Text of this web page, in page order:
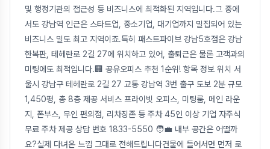
및 행정기관의 접근성 등 비즈니스에 최적화된 지역입니다.그 중에
서도 강남역 인근은 스타트업, 중소기업, 대기업까지 밀집되어 있는
비즈니스 밀도 최고 지역이죠.특히 패스트파이브 강남5호점은 강남
한복판, 테헤란로 2길 27에 위치하고 있어, 출퇴근은 물론 고객과의
미팅에도 최적입니다.🏢 공유오피스 추천 1순위! 항목 정보 위치 서
울시 강남구 테헤란로 2길 27 교통 강남역 3번 출구 도보 2분 규모
1,450평, 총 8층 제공 서비스 프라이빗 오피스, 미팅룸, 메인 라운
지, 폰부스, 무인 편의점, 리차징존 등 주차 45인 이상 기업 자주식
무료 주차 제공 상담 번호 1833-5550 🧑‍💼 내부 공간은 어떨까
요?실제 다녀온 느낌 그대로 전해드립니다건물에 들어서면 먼저 로